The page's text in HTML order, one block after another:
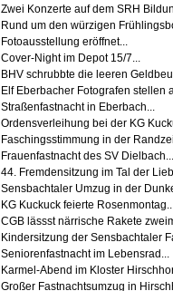
Zwei Konzerte auf dem SRH
Rund um den würzigen
Fotoausstellung eröffnet...
Cover-Night im Depot 15/7...
BHV schrubbte die leeren
Elf Eberbacher Fotografen stellen
Straßenfastnacht in Eberbach...
Ordensverleihung bei der KG
Faschingsstimmung in der
Frauenfastnacht des SV Dielbach...
44. Fremdensitzung im Tal der
Sensbachtaler Umzug in der
KG Kuckuck feierte
CGB lässst närrische Rakete
Kindersitzung der Sensbachtaler
Seniorenfastnacht im Lebensrad...
Karmel-Abend im Kloster
Großer Fastnachtsumzug in